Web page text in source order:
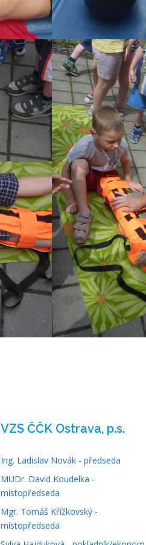
VZS ČČK Ostrava, p.s.
Ing. Ladislav Novák - předseda
MUDr. David Koudelka -
místopředseda
Mgr. Tomáš Křížkovský -
místopředseda